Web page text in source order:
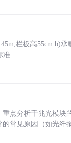
栏板高55cm b)
准
点分析千兆光模块
常见原因（如光纤